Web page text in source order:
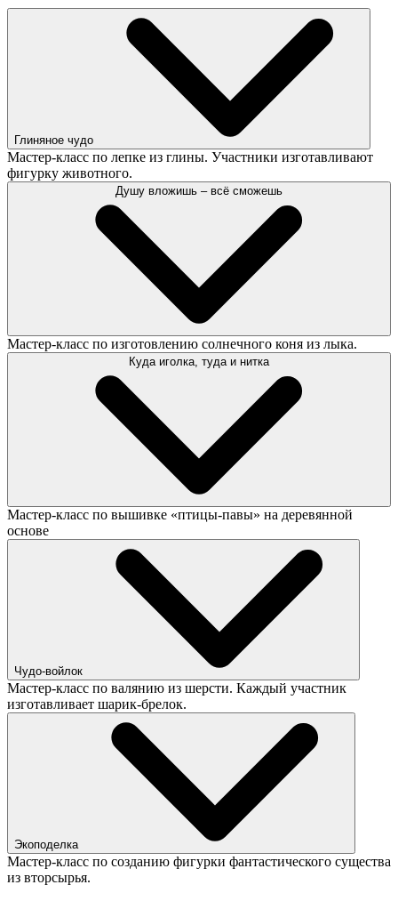
Глиняное чудо
Мастер-класс по лепке из глины. Участники изготавливают
фигурку животного.
Душу вложишь – всё сможешь
Мастер-класс по изготовлению солнечного коня из лыка.
Куда иголка, туда и нитка
Мастер-класс по вышивке «птицы-павы» на деревянной
основе
Чудо-войлок
Мастер-класс по валянию из шерсти. Каждый участник
изготавливает шарик-брелок.
Экоподелка
Мастер-класс по созданию фигурки фантастического существа
из вторсырья.